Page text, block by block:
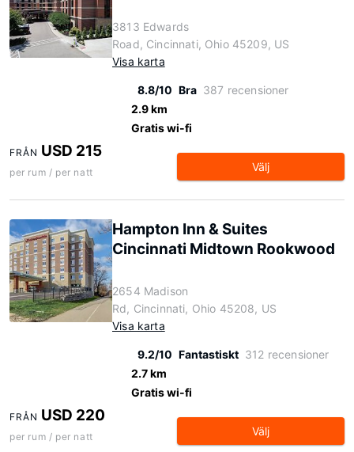
3813 Edwards
Road, Cincinnati, Ohio 45209, US
Visa karta
8.8/10 Bra 387 recensioner
2.9 km
Gratis wi-fi
FRÅN USD 215
per rum / per natt Välj
Hampton Inn & Suites
Cincinnati Midtown Rookwood
2654 Madison
Rd, Cincinnati, Ohio 45208, US
Visa karta
9.2/10 Fantastiskt 312 recensioner
2.7 km
Gratis wi-fi
FRÅN USD 220
per rum / per natt Välj